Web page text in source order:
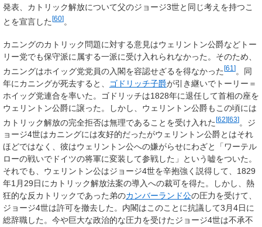
発表、カトリック解放について父のジョージ3世と同じ考えを持つこ
とを宣言した[60]。
カニングのカトリック問題に対する意見はウェリントン公爵などトー
リー党でも保守派に属する一派に受け入れられなかった。そのため、
カニングはホイッグ党党員の入閣を容認せざるを得なかった[61 ]。同
年にカニングが死去すると、
ゴドリッチ子爵が引き継いでトーリー＝
ホイッグ党連合を率いた。ゴドリッチは1828年に退任して首相の座を
ウェリントン公爵に譲った。しかし、ウェリントン公爵もこの頃には
カトリック解放の完全拒否は無理であることを受け入れた[62][63]。ジ
ョージ4世はカニングには友好的だったがウェリントン公爵とはそれ
ほどではなく、彼はウェリントン公への嫌がらせにわざと「ワーテル
ローの戦いでドイツの将軍に変装して参戦した」という嘘をついた。
それでも、ウェリントン公はジョージ4世を辛抱強く説得して、1829
年1月29日にカトリック解放法案の導入への裁可を得た。しかし、熱
狂的な反カトリックであった弟のカンバーランド公の圧力を受けて、
ジョージ4世は許可を撤去した。内閣はこのことに抗議して3月4日に
総辞職した。今や巨大な政治的な圧力を受けたジョージ4世は不承不